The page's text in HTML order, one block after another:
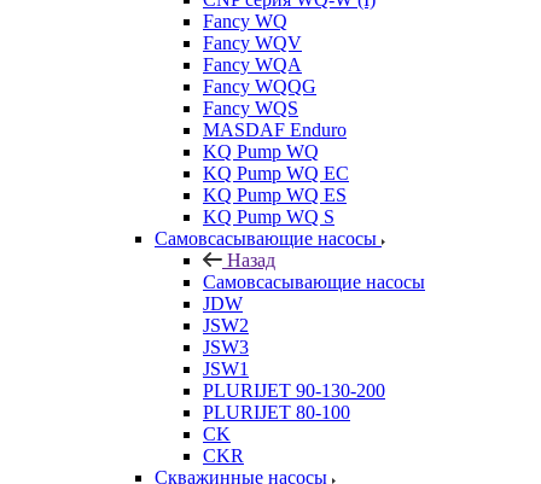
Fancy WQ
Fancy WQV
Fancy WQA
Fancy WQQG
Fancy WQS
MASDAF Enduro
KQ Pump WQ
KQ Pump WQ EC
KQ Pump WQ ES
KQ Pump WQ S
Самовсасывающие насосы
Назад
Самовсасывающие насосы
JDW
JSW2
JSW3
JSW1
PLURIJET 90-130-200
PLURIJET 80-100
CK
CKR
Скважинные насосы